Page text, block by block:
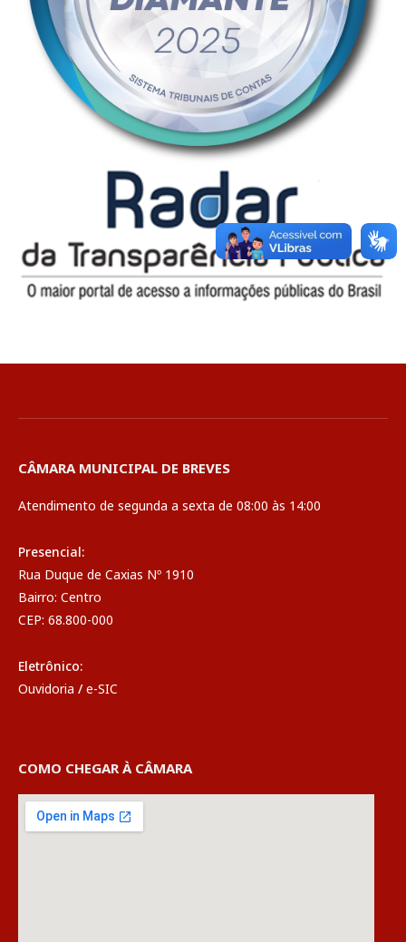
CÂMARA MUNICIPAL DE BREVES
Atendimento de segunda a sexta de 08:00 às 14:00
Presencial:
Rua Duque de Caxias Nº 1910
Bairro: Centro
CEP: 68.800-000
Eletrônico:
Ouvidoria / e-SIC
COMO CHEGAR À CÂMARA